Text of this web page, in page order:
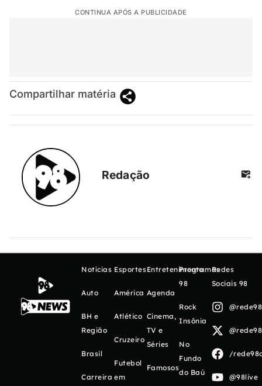
CONTINUA APÓS A PUBLICIDADE
Compartilhar matéria
Redação
Notícias
Auto
BH e
Região
Brasil
Carreira
Esportes
América
Atlético
Cruzeiro
Futebol
em
Entretenimento
Agenda
Cinema,
TV e
Séries
Famosos
Programas
98
Rock
Insônia
No
Fundo
do Baú
Redes
Sociais 98
/
@98live